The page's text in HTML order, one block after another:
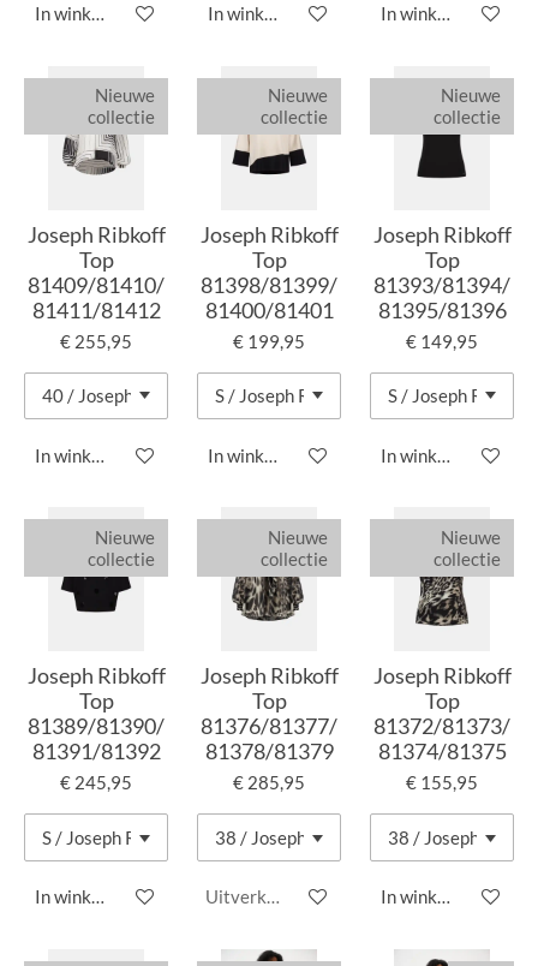
In winkelwagen In winkelwagen In winkelwagen
Nieuwe
collectie
Joseph Ribkoff
Top
81409/81410/
81411/81412
€ 255,95
In winkelwagen
Nieuwe
collectie
Joseph Ribkoff
Top
81398/81399/
81400/81401
€ 199,95
In winkelwagen
Nieuwe
collectie
Joseph Ribkoff
Top
81393/81394/
81395/81396
€ 149,95
In winkelwagen
Nieuwe
collectie
Joseph Ribkoff
Top
81389/81390/
81391/81392
€ 245,95
In winkelwagen
Nieuwe
collectie
Joseph Ribkoff
Top
81376/81377/
81378/81379
€ 285,95
Uitverkocht
Nieuwe
collectie
Joseph Ribkoff
Top
81372/81373/
81374/81375
€ 155,95
In winkelwagen